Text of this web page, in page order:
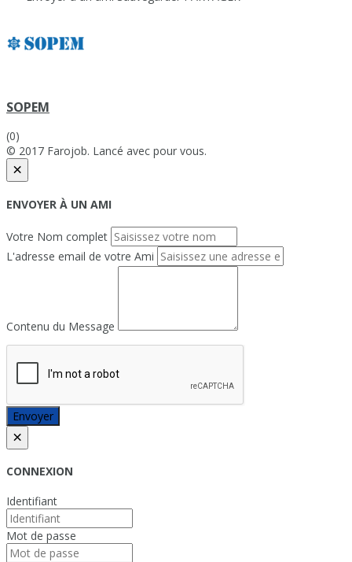
SOPEM
(0)
© 2017 Farojob. Lancé avec pour vous.
×
ENVOYER À UN AMI
Votre Nom complet
L'adresse email de votre Ami
Contenu du Message
Envoyer
×
CONNEXION
Identifiant
Mot de passe